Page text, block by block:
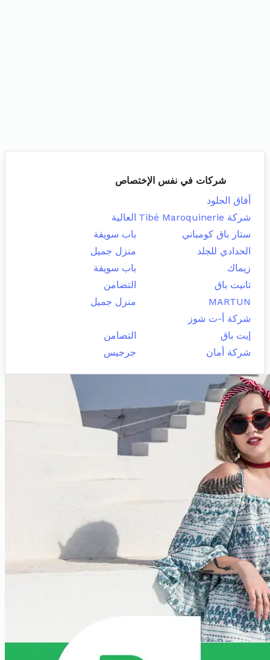
شركات في نفس الإختصاص
أفاق الجلود
شركة Tibé Maroquinerie
العالية
ستار باق كومباني
باب سويقة
الحدادي للجلد
منزل جميل
زيماك
باب سويقة
تانيت باق
التضامن
MARTUN
منزل جميل
شركة أ-ت شوز
إيت باق
التضامن
شركة أمان
جرجيس